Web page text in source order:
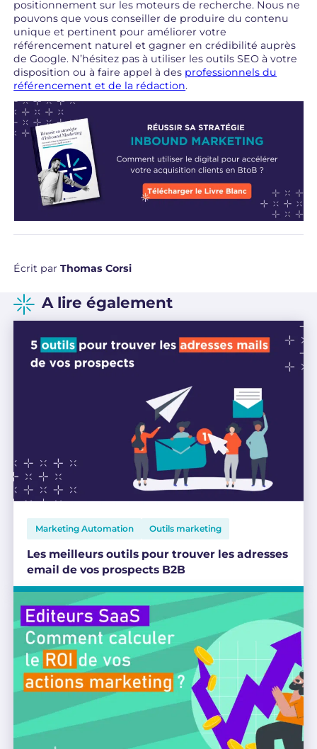
positionnement sur les moteurs de recherche. Nous ne
pouvons que vous conseiller de produire du contenu
unique et pertinent pour améliorer votre
référencement naturel et gagner en crédibilité auprès
de Google. N’hésitez pas à utiliser les outils SEO à votre
disposition ou à faire appel à des professionnels du
référencement et de la rédaction.
Écrit parThomas Corsi
A lire également
Marketing Automation Outils marketing
Les meilleurs outils pour trouver les adresses
email de vos prospects B2B